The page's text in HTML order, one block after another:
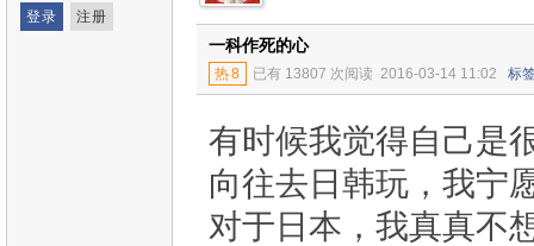
一科作死的心
热8 已有 13807 次阅读 2016-03-14 11:02 标
有时候我觉得自己是
向往去日韩玩，我宁
对于日本，我真真不